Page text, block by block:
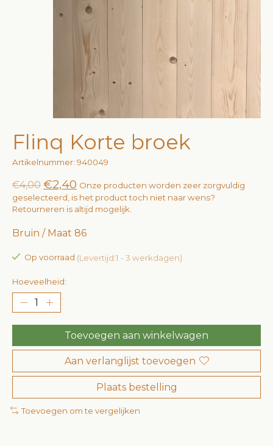
Flinq Korte broek
Artikelnummer: 940049
€4,00 €2,40 Onze producten worden zeer zorgvuldig
geselecteerd, is het product toch niet naar wens?
Retourneren is altijd mogelijk.
Bruin / Maat 86
Op voorraad (Levertijd:1 - 3 werkdagen)
Hoeveelheid:
Toevoegen aan winkelwagen
Aan verlanglijst toevoegen
Plaats bestelling
Toevoegen om te vergelijken